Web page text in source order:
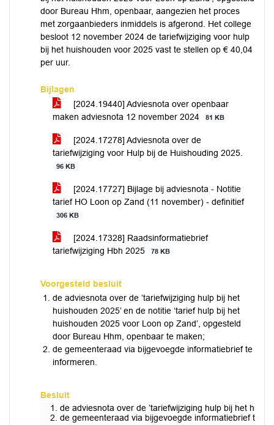
door Bureau Hhm, openbaar, aangezien het proces
met zorgaanbieders inmiddels is afgerond. Het college
besloot 12 november 2024 de tariefwijziging voor hulp
bij het huishouden voor 2025 vast te stellen op € 40,04
per uur.
Bijlagen
[2024.19440] Adviesnota over openbaar
maken adviesnota 12 november 2024
81 KB
[2024.17278] Adviesnota over de
tariefwijziging voor Hulp bij de Huishouding 2025.
96 KB
[2024.17727] Bijlage bij adviesnota - Notitie
tarief HO Loon op Zand (11 november) - definitief
306 KB
[2024.17328] Raadsinformatiebrief
tariefwijziging Hbh 2025
78 KB
Voorgesteld besluit
de adviesnota over de ’tariefwijziging hulp bij het
huishouden 2025’ en de notitie ‘tarief hulp bij het
huishouden 2025 voor Loon op Zand’, opgesteld
door Bureau Hhm, openbaar te maken;
de gemeenteraad via bijgevoegde informatiebrief te
informeren.
Besluit
de adviesnota over de ’tariefwijziging hulp bij het
de gemeenteraad via bijgevoegde informatiebrief te